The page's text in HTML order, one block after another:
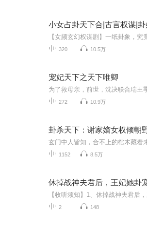
320 10.5万
宠妃天下之天下唯卿
272 10.9万
卦杀天下：谢家嫡女权倾朝
1152 8.5万
2 148